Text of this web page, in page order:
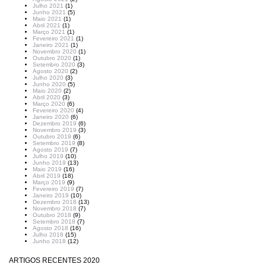
Julho 2021 (1)
Junho 2021 (5)
Maio 2021 (1)
Abril 2021 (1)
Março 2021 (1)
Fevereiro 2021 (1)
Janeiro 2021 (1)
Novembro 2020 (1)
Outubro 2020 (1)
Setembro 2020 (3)
Agosto 2020 (2)
Julho 2020 (3)
Junho 2020 (5)
Maio 2020 (2)
Abril 2020 (3)
Março 2020 (6)
Fevereiro 2020 (4)
Janeiro 2020 (6)
Dezembro 2019 (6)
Novembro 2019 (3)
Outubro 2019 (6)
Setembro 2019 (8)
Agosto 2019 (7)
Julho 2019 (10)
Junho 2019 (13)
Maio 2019 (16)
Abril 2019 (18)
Março 2019 (9)
Fevereiro 2019 (7)
Janeiro 2019 (10)
Dezembro 2018 (13)
Novembro 2018 (7)
Outubro 2018 (9)
Setembro 2018 (7)
Agosto 2018 (16)
Julho 2018 (15)
Junho 2018 (12)
ARTIGOS RECENTES 2020